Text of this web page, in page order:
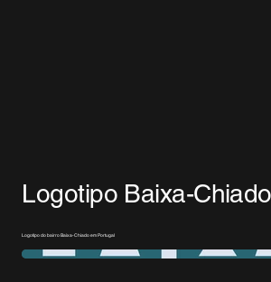
Logotipo Baixa-
Logotipo do bairro Baixa-Chiado em Portugal